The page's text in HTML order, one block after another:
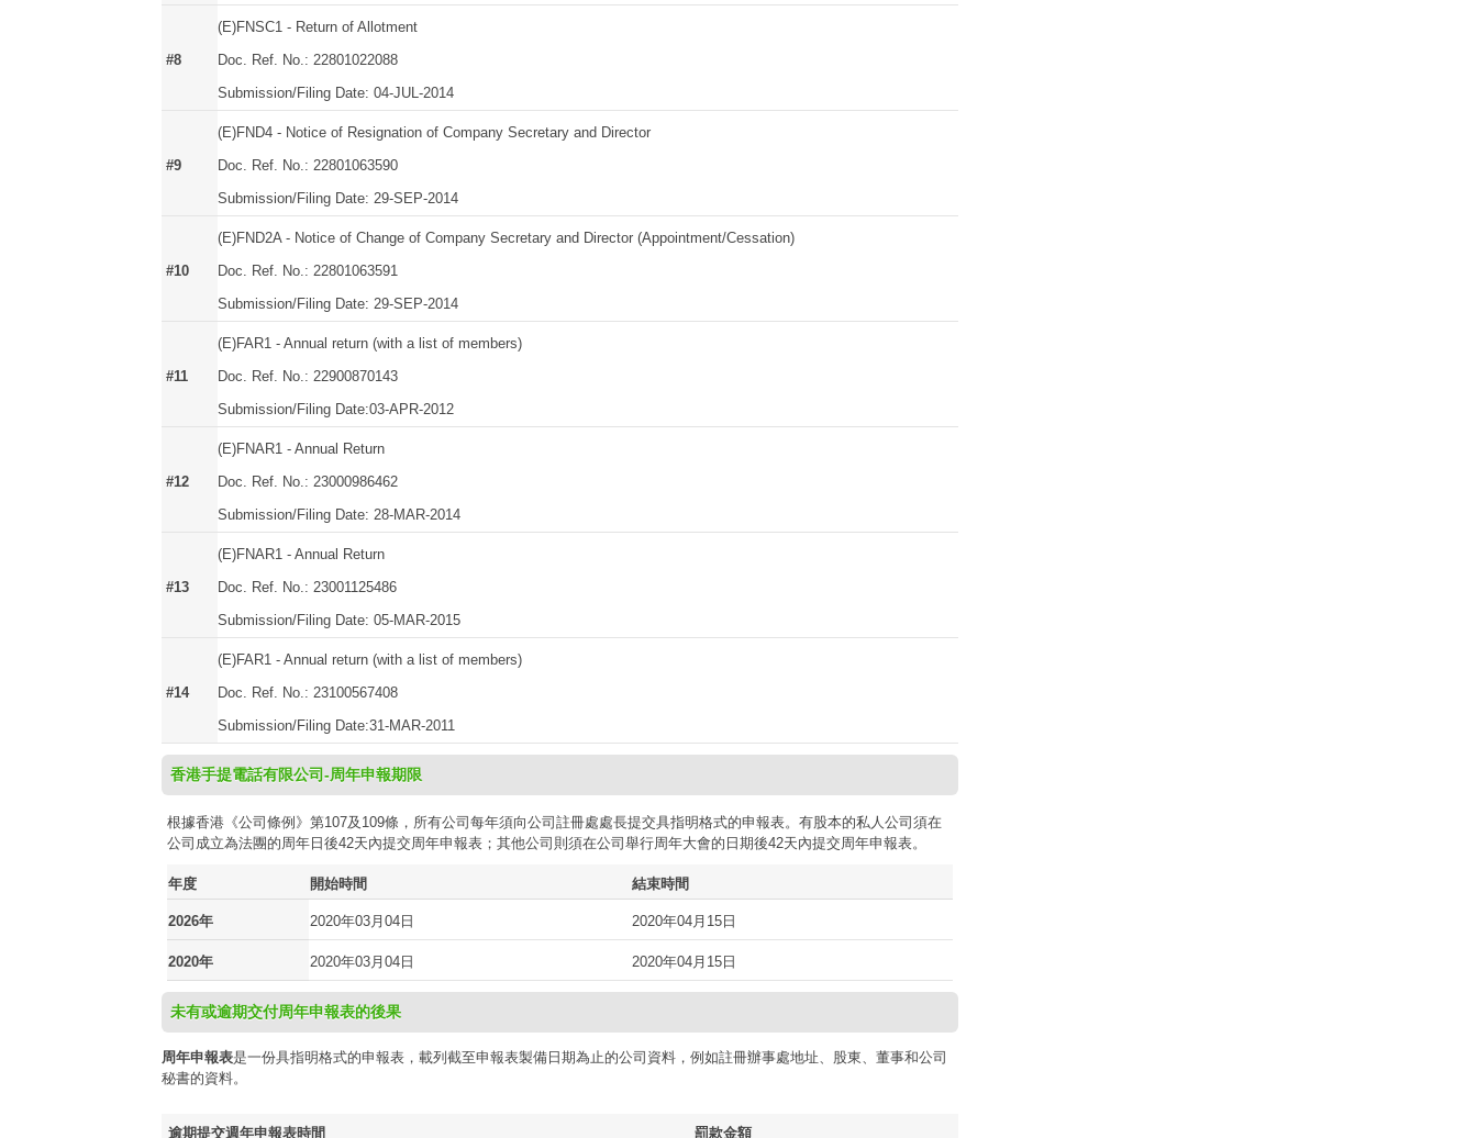
#8
(E)FNSC1 - Return of Allotment
Doc. Ref. No.: 22801022088
Submission/Filing Date: 04-JUL-2014
#9
(E)FND4 - Notice of Resignation of Company Secretary and Director
Doc. Ref. No.: 22801063590
Submission/Filing Date: 29-SEP-2014
#10
(E)FND2A - Notice of Change of Company Secretary and Director (Appointment/Cessation)
Doc. Ref. No.: 22801063591
Submission/Filing Date: 29-SEP-2014
#11
(E)FAR1 - Annual return (with a list of members)
Doc. Ref. No.: 22900870143
Submission/Filing Date:03-APR-2012
#12
(E)FNAR1 - Annual Return
Doc. Ref. No.: 23000986462
Submission/Filing Date: 28-MAR-2014
#13
(E)FNAR1 - Annual Return
Doc. Ref. No.: 23001125486
Submission/Filing Date: 05-MAR-2015
#14
(E)FAR1 - Annual return (with a list of members)
Doc. Ref. No.: 23100567408
Submission/Filing Date:31-MAR-2011
香港手提電話有限公司-周年申報期限
根據香港《公司條例》第107及109條，所有公司每年須向公司註冊處處長提交具指明格式的申報表。有股本的私人公司須在
公司成立為法團的周年日後42天內提交周年申報表；其他公司則須在公司舉行周年大會的日期後42天內提交周年申報表。
年度 開始時間 結束時間
2026年 2020年03月04日 2020年04月15日
2020年 2020年03月04日 2020年04月15日
未有或逾期交付周年申報表的後果
周年申報表是一份具指明格式的申報表，載列截至申報表製備日期為止的公司資料，例如註冊辦事處地址、股東、董事和公司
秘書的資料。
逾期提交週年申報表時間 罰款金額